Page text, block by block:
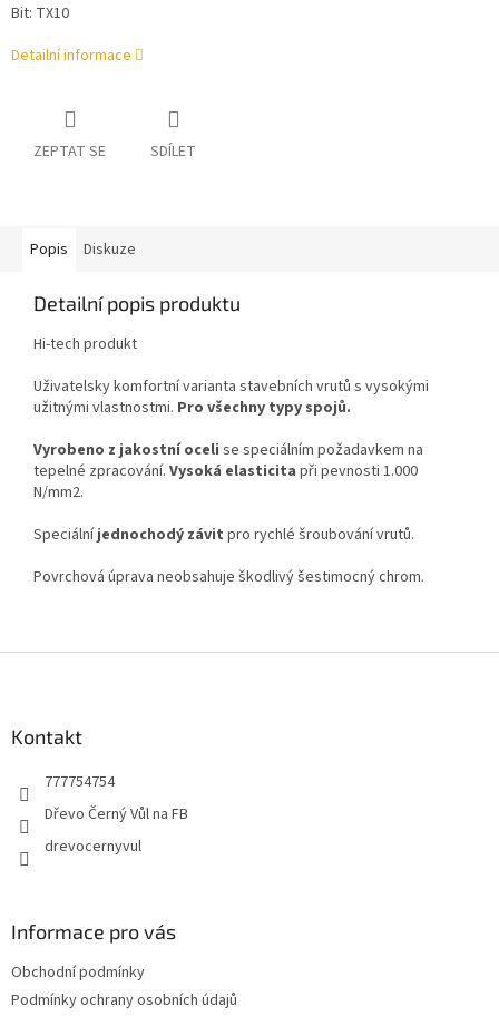
Bit: TX10
Detailní informace
ZEPTAT SE SDÍLET
Popis Diskuze
Detailní popis produktu
Hi-tech produkt
Uživatelsky komfortní varianta stavebních vrutů s vysokými
užitnými vlastnostmi. Pro všechny typy spojů.
Vyrobeno z jakostní oceli se speciálním požadavkem na
tepelné zpracování. Vysoká elasticita při pevnosti 1.000
N/mm2.
Speciálníjednochodý závit pro rychlé šroubování vrutů.
Povrchová úprava neobsahuje škodlivý šestimocný chrom.
Kontakt
777754754
Dřevo Černý Vůl na FB
drevocernyvul
Informace pro vás
Obchodní podmínky
Podmínky ochrany osobních údajů